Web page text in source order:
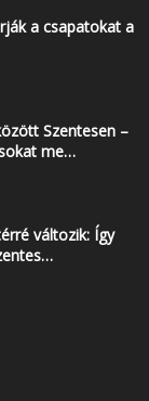
a csapatokat a
Szentesen –
me…
változik: Így